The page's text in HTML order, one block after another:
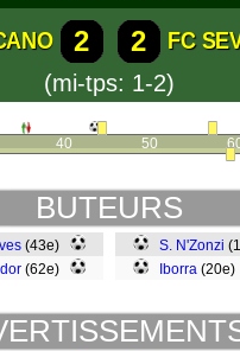
2 2
FC
(mi-tps: 1-2)
40 50
BUTEURS
(43e)
(62e)
S. N'Zonzi
Iborra